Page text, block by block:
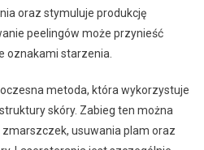
oraz stymuluje produkcję
peelingów może przynieść
oznakami starzenia.
metoda, która wykorzystuje
skóry. Zabieg ten można
usuwania plam oraz